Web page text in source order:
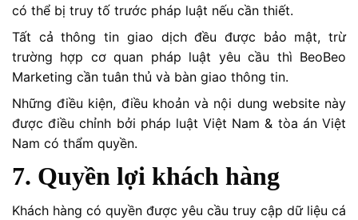
có thể bị truy tố trước pháp luật nếu cần thiết.
Tất cả thông tin giao dịch đều được bảo mật, trừ
trường hợp cơ quan pháp luật yêu cầu thì BeoBeo
Marketing cần tuân thủ và bàn giao thông tin.
Những điều kiện, điều khoản và nội dung website này
được điều chỉnh bởi pháp luật Việt Nam & tòa án Việt
Nam có thẩm quyền.
7. Quyền lợi khách hàng
Khách hàng có quyền được yêu cầu truy cập dữ liệu cá